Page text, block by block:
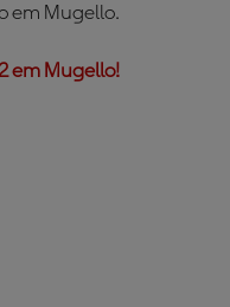
em Mugello.
em Mugello!